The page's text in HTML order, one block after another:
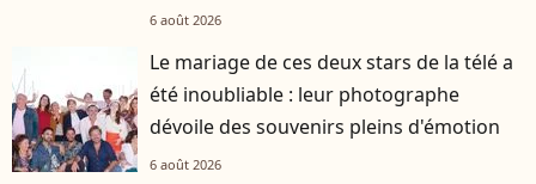
6 août 2026
Le mariage de ces deux stars de la télé a
été inoubliable : leur photographe
dévoile des souvenirs pleins d'émotion
6 août 2026